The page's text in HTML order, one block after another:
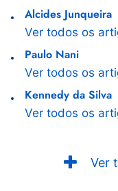
Alcides Junqueira
Ver todos os
Paulo Nani
Ver todos os
Kennedy da Silva
Ver todos os
Ver